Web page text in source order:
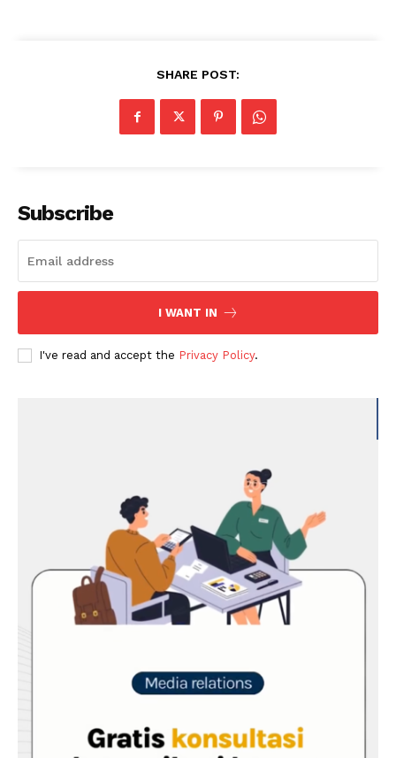
SHARE POST:
Subscribe
I WANT IN
I've read and accept the Privacy Policy.